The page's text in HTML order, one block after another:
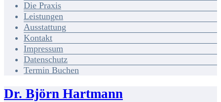
Die Praxis
Leistungen
Ausstattung
Kontakt
Impressum
Datenschutz
Termin Buchen
Dr. Björn Hartmann